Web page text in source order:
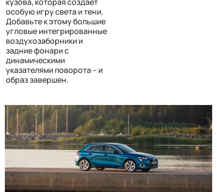
особую игру света и тени.
Добавьте к этому большие
угловые интегрированные
воздухозаборники и
задние фонари c
динамическими
указателями поворота – и
образ завершен.